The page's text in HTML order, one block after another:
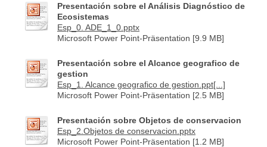
Presentación sobre el Análisis Diagnóstico de
Ecosistemas
Esp_0. ADE_1_0.pptx
Microsoft Power Point-Präsentation [9.9 MB]
Presentación sobre el Alcance geografico de
gestion
Esp_1. Alcance geografico de gestion.ppt[...]
Microsoft Power Point-Präsentation [2.5 MB]
Presentación sobre Objetos de conservacion
Esp_2.Objetos de conservacion.pptx
Microsoft Power Point-Präsentation [1.2 MB]